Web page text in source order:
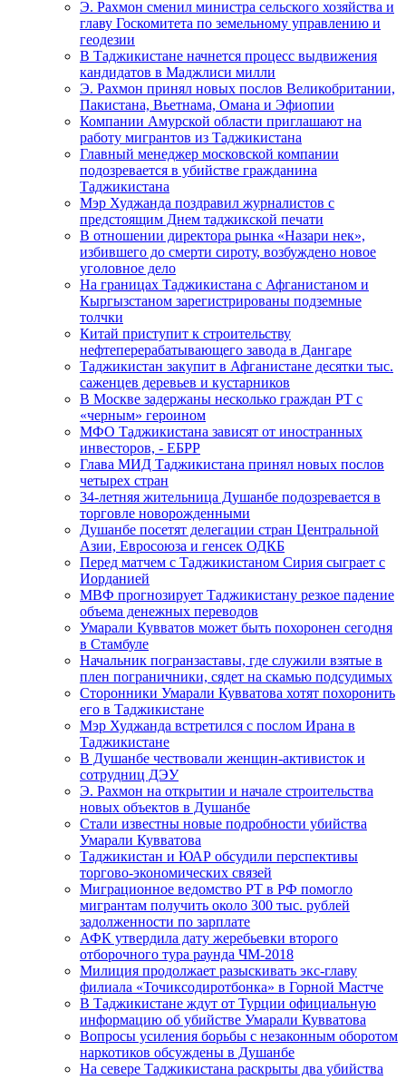
Э. Рахмон сменил министра сельского хозяйства и
главу Госкомитета по земельному управлению и
геодезии
В Таджикистане начнется процесс выдвижения
кандидатов в Маджлиси милли
Э. Рахмон принял новых послов Великобритании,
Пакистана, Вьетнама, Омана и Эфиопии
Компании Амурской области приглашают на
работу мигрантов из Таджикистана
Главный менеджер московской компании
подозревается в убийстве гражданина
Таджикистана
Мэр Худжанда поздравил журналистов с
предстоящим Днем таджикской печати
В отношении директора рынка «Назари нек»,
избившего до смерти сироту, возбуждено новое
уголовное дело
На границах Таджикистана с Афганистаном и
Кыргызстаном зарегистрированы подземные
толчки
Китай приступит к строительству
нефтеперерабатывающего завода в Дангаре
Таджикистан закупит в Афганистане десятки тыс.
саженцев деревьев и кустарников
В Москве задержаны несколько граждан РТ с
«черным» героином
МФО Таджикистана зависят от иностранных
инвесторов, - ЕБРР
Глава МИД Таджикистана принял новых послов
четырех стран
34-летняя жительница Душанбе подозревается в
торговле новорожденными
Душанбе посетят делегации стран Центральной
Азии, Евросоюза и генсек ОДКБ
Перед матчем с Таджикистаном Сирия сыграет с
Иорданией
МВФ прогнозирует Таджикистану резкое падение
объема денежных переводов
Умарали Кувватов может быть похоронен сегодня
в Стамбуле
Начальник погранзаставы, где служили взятые в
плен пограничники, сядет на скамью подсудимых
Сторонники Умарали Кувватова хотят похоронить
его в Таджикистане
Мэр Худжанда встретился с послом Ирана в
Таджикистане
В Душанбе чествовали женщин-активисток и
сотрудниц ДЭУ
Э. Рахмон на открытии и начале строительства
новых объектов в Душанбе
Стали известны новые подробности убийства
Умарали Кувватова
Таджикистан и ЮАР обсудили перспективы
торгово-экономических связей
Миграционное ведомство РТ в РФ помогло
мигрантам получить около 300 тыс. рублей
задолженности по зарплате
АФК утвердила дату жеребьевки второго
отборочного тура раунда ЧМ-2018
Милиция продолжает разыскивать экс-главу
филиала «Точиксодиротбонка» в Горной Мастче
В Таджикистане ждут от Турции официальную
информацию об убийстве Умарали Кувватова
Вопросы усиления борьбы с незаконным оборотом
наркотиков обсуждены в Душанбе
На севере Таджикистана раскрыты два убийства